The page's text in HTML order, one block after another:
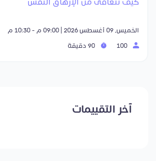
كيف نتعافى من الإرهاق النفس
الخميس, 09 أغسطس 2026 | 09:00 م - 10:30 م
آخر التقييمات